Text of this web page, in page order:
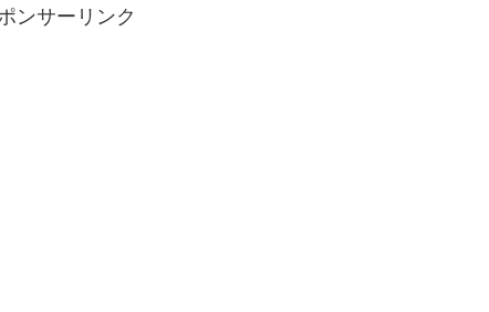
ンサーリンク